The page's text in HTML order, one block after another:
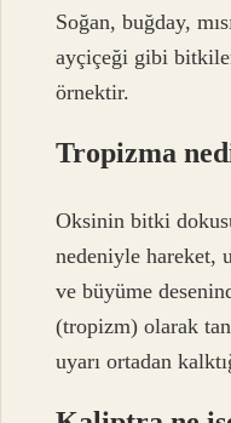
Soğan, buğday,
ayçiçeği gibi
örnektir.
Tropizma
Oksinin bitki
nedeniyle hareket,
ve büyüme
(tropizm) olarak
uyarı ortadan